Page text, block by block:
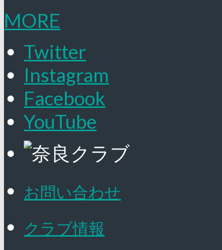
MORE
Twitter
Instagram
Facebook
YouTube
お問い合わせ
クラブ情報